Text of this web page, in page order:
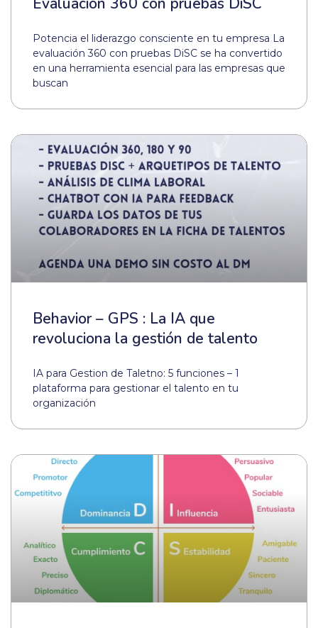
Potencia el liderazgo consciente en tu empresa La
evaluación 360 con pruebas DiSC se ha convertido
en una herramienta esencial para las empresas que
buscan
Behavior – GPS : La IA que
revoluciona la gestión de talento
IA para Gestion de Taletno: 5 funciones – 1
plataforma para gestionar el talento en tu
organización